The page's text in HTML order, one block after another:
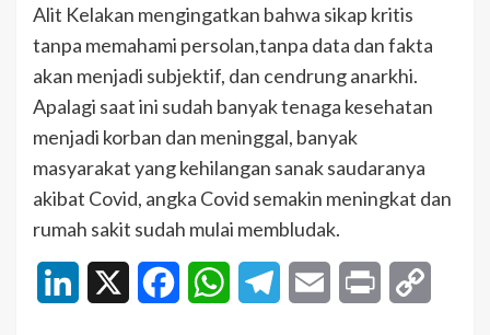
Alit Kelakan mengingatkan bahwa sikap kritis
tanpa memahami persolan,tanpa data dan fakta
akan menjadi subjektif, dan cendrung anarkhi.
Apalagi saat ini sudah banyak tenaga kesehatan
menjadi korban dan meninggal, banyak
masyarakat yang kehilangan sanak saudaranya
akibat Covid, angka Covid semakin meningkat dan
rumah sakit sudah mulai membludak.
LinkedIn FacebookWhatsAppTelegramEmail Print